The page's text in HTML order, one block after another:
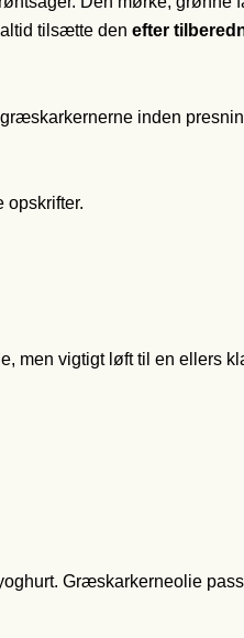
tilsætte den efter
inden
opskrifter.
men vigtigt løft til en ellers
Græskarkerneolie